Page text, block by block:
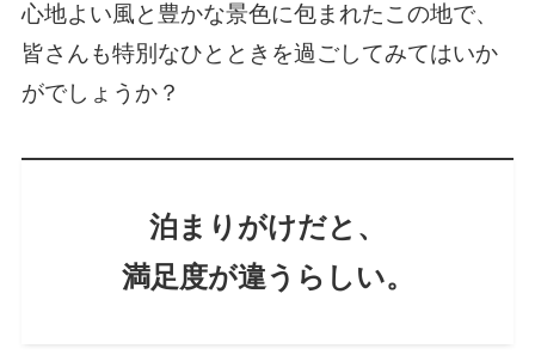
心地よい風と豊かな景色に包まれたこの地で、
皆さんも特別なひとときを過ごしてみてはいか
がでしょうか？
泊まりがけだと、
満足度が違うらしい。